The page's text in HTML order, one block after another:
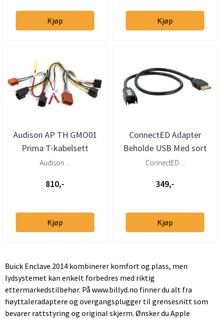
Kjøp Kjøp
Audison AP TH GMO01
Prima T-kabelsett
GM/Opel (20xx- 20xx)
Audison ...
810,-
Kjøp
ConnectED Adapter
Beholde USB Med sort
Autolink plugg
ConnectED ...
349,-
Kjøp
Buick Enclave 2014 kombinerer komfort og plass, men
lydsystemet kan enkelt forbedres med riktig
ettermarkedstilbehør. På www.billyd.no finner du alt fra
høyttaleradaptere og overgangsplugger til grensesnitt som
bevarer rattstyring og original skjerm. Ønsker du Apple